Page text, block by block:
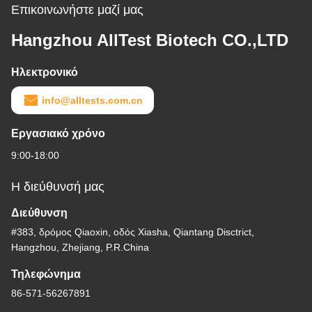
Επικοινωνήστε μαζί μας
Hangzhou AllTest Biotech CO.,LTD
Ηλεκτρονικό
info@alltests.com.cn
Εργασιακό χρόνο
9:00-18:00
Η διεύθυνσή μας
Διεύθυνση
#383, δρόμος Qiaoxin, οδός Xiasha, Qiantang Disctrict,
Hangzhou, Zhejiang, P.R.China
Τηλεφώνημα
86-571-56267891